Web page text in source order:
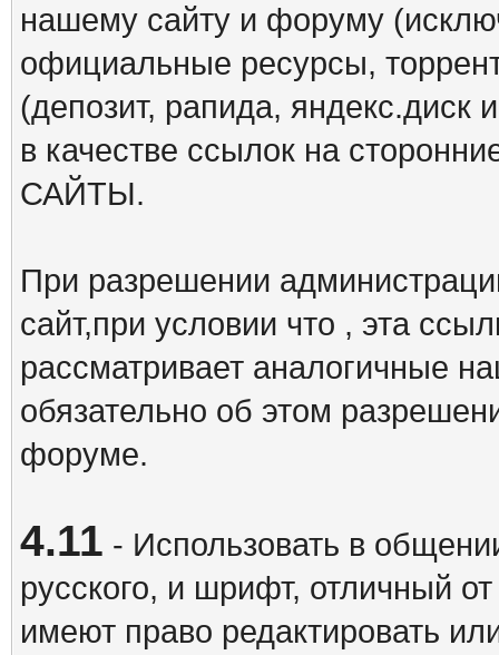
нашему сайту и форуму
официальные ресурсы,
(депозит, рапида, яндекс.диск
в качестве ссылок на
САЙТЫ.
При разрешении
сайт,при условии что , эта
рассматривает аналогичные
обязательно об этом
форуме.
4.11 - Использовать в
русского, и шрифт, отличный
имеют право редактировать